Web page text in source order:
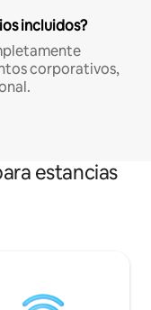
incluidos?
corporativos,
estancias